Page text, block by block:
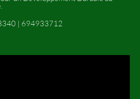
| 694933712